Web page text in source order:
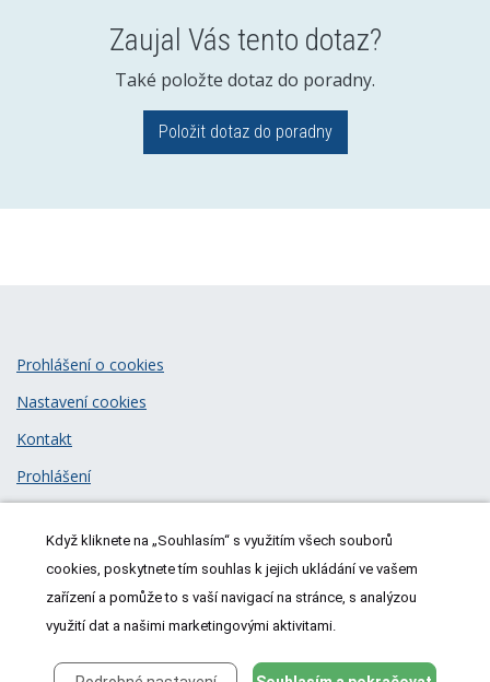
Zaujal Vás tento dotaz?
Také položte dotaz do poradny.
Položit dotaz do poradny
© 2026MeDitorial| ISSN 1805-3408
Prohlášení o cookies
Nastavení cookies
Kontakt
Prohlášení
Když kliknete na „Souhlasím“ s využitím všech souborů
cookies, poskytnete tím souhlas k jejich ukládání ve vašem
zařízení a pomůže to s vaší navigací na stránce, s analýzou
využití dat a našimi marketingovými aktivitami.